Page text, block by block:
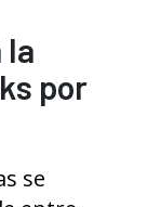
la
por
se